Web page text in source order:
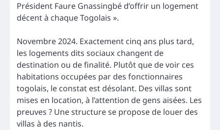
Président Faure Gnassingbé d’offrir un logement
décent à chaque Togolais ».
Novembre 2024. Exactement cinq ans plus tard,
les logements dits sociaux changent de
destination ou de finalité. Plutôt que de voir ces
habitations occupées par des fonctionnaires
togolais, le constat est désolant. Des villas sont
mises en location, à l’attention de gens aisées. Les
preuves ? Une structure se propose de louer des
villas à des nantis.